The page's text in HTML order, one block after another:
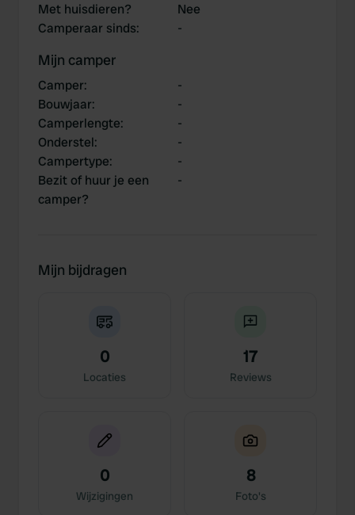
Met huisdieren?
Nee
Camperaar sinds: -
Mijn camper
Camper:
-
Bouwjaar:
-
Camperlengte:
-
Onderstel:
-
Campertype:
-
Bezit of huur je een
camper?
-
Mijn bijdragen
0
Locaties
17
Reviews
0
Wijzigingen
8
Foto's